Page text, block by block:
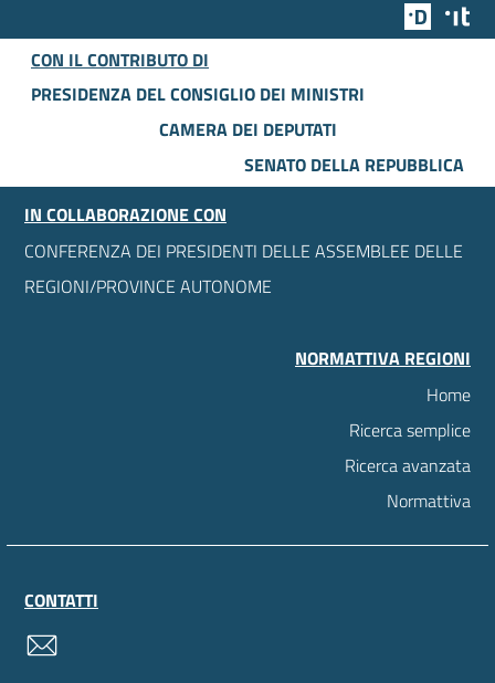
Team
CON IL CONTRIBUTO DI
PRESIDENZA DEL CONSIGLIO DEI MINISTRI
CAMERA DEI DEPUTATI
SENATO DELLA REPUBBLICA
IN COLLABORAZIONE CON
CONFERENZA DEI PRESIDENTI DELLE ASSEMBLEE DELLE
REGIONI/PROVINCE AUTONOME
NORMATTIVA REGIONI
Home
Ricerca semplice
Ricerca avanzata
Normattiva
CONTATTI